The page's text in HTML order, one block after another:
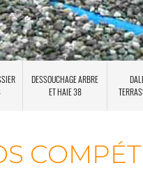
DESSOUCHAGE ARBRE
ET HAIE 38